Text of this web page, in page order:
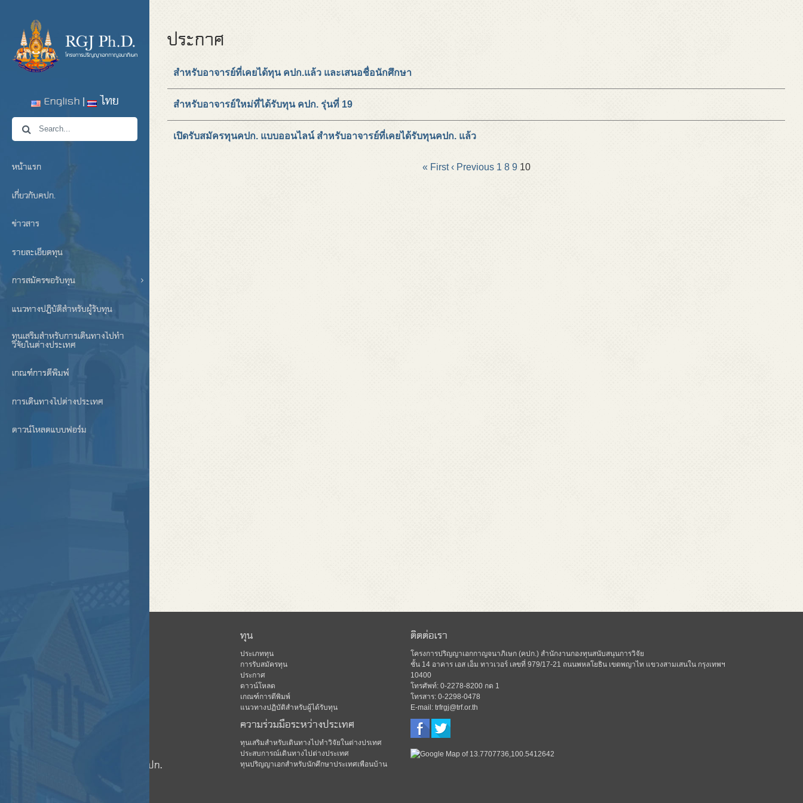
English ไทย
หน้าแรก
เกี่ยวกับคปก.
ข่าวสาร
รายละเอียดทุน
การสมัครขอรับทุน
แนวทางปฏิบัติสำหรับผู้รับทุน
ทุนเสริมสำหรับการเดินทางไปทำ
วิจัยในต่างประเทศ
เกณฑ์การตีพิมพ์
การเดินทางไปต่างประเทศ
ดาวน์โหลดแบบฟอร์ม
ประกาศ
สำหรับอาจารย์ที่เคยได้ทุน คปก.แล้ว และเสนอชื่อนักศึกษา
สำหรับอาจารย์ใหม่ที่ได้รับทุน คปก. รุ่นที่ 19
เปิดรับสมัครทุนคปก. แบบออนไลน์ สำหรับอาจารย์ที่เคยได้รับทุนคปก. แล้ว
« First ‹ Previous 1 8 9 10
ชมรมนักเรียนทุน คปก.
ทุน
ประเภททุน
การรับสมัครทุน
ประกาศ
ดาวน์โหลด
เกณฑ์การตีพิมพ์
แนวทางปฏิบัติสำหรับผู้ได้รับทุน
ความร่วมมือระหว่างประเทศ
ทุนเสริมสำหรับเดินทางไปทำวิจัยในต่างปรเทศ
ประสบการณ์เดินทางไปต่างประเทศ
ทุนปริญญาเอกสำหรับนักศึกษาประเทศเพือนบ้าน
ติดต่อเรา
โครงการปริญญาเอกกาญจนาภิเษก (คปก.) สำนักงานกองทุนสนับสนุนการวิจัย
ชั้น 14 อาคาร เอส เอ็ม ทาวเวอร์ เลขที่ 979/17-21 ถนนพหลโยธิน เขตพญาไท แขวงสามเสนใน กรุงเทพฯ
10400
โทรศัพท์: 0-2278-8200 กด 1
โทรสาร: 0-2298-0478
E-mail: trfrgj@trf.or.th